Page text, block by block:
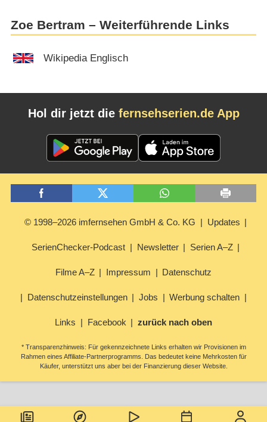
Zoe Bertram – Weiterführende Links
Wikipedia Englisch
Hol dir jetzt die fernsehserien.de App
© 1998–2026 imfernsehen GmbH & Co. KG Updates
SerienChecker-Podcast Newsletter Serien A–Z
Filme A–Z Impressum Datenschutz
Datenschutzeinstellungen Jobs Werbung schalten
Links Facebook zurück nach oben
* Transparenzhinweis: Für gekennzeichnete Links erhalten wir Provisionen im
Rahmen eines Affiliate-Partnerprogramms. Das bedeutet keine Mehrkosten für
Käufer, unterstützt uns aber bei der Finanzierung dieser Website.